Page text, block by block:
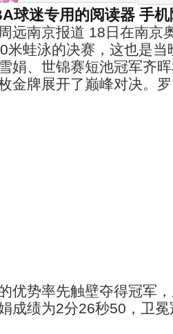
球迷专用的阅读器 手
南京报道 18日在南京
米蛙泳的决赛，这也是
娟、世锦赛短池冠军齐
金牌展开了巅峰对决。
优势率先触壁夺得冠军
成绩为2分26秒50，卫